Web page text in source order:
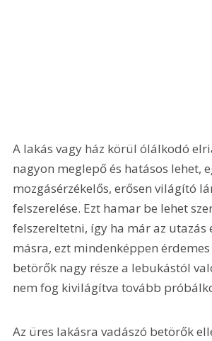
A lakás vagy ház körül ólálkodó
nagyon meglepő és hatásos lehet,
mozgásérzékelős, erősen világító
felszerelése. Ezt hamar be lehet
felszereltetni, így ha már az utazás
másra, ezt mindenképpen
betörők nagy része a lebukástól
nem fog kivilágítva tovább
Az üres lakásra vadászó betörők